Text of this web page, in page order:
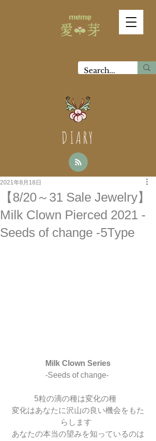
DIARY
【8/20～31 Sale Jewelry】
Milk Clown Pierced 2021 -
Seeds of change -5Type
2021年8月18日
Milk Clown Series
-Seeds of change-
5粒の滴の種は変化の種
変化はあなたに沢山の良い機会をもた
らします
あなたの本当の望みを知っているのは